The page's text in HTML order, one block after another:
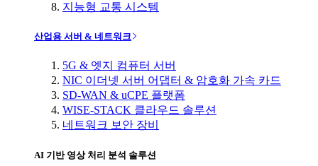
지능형 교통 시스템
산업용 서버 & 네트워크
5G & 엣지 컴퓨터 서버
NIC 이더넷 서버 어댑터 & 암호화 가속 카드
SD-WAN & uCPE 플랫폼
WISE-STACK 클라우드 솔루션
네트워크 보안 장비
AI 기반 영상 처리 분석 솔루션